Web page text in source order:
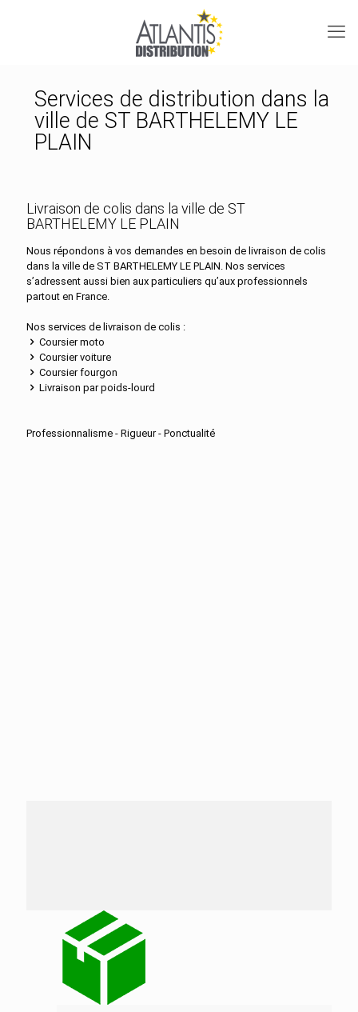
Services de distribution dans la
ville de ST BARTHELEMY LE
PLAIN
Livraison de colis dans la ville de ST
BARTHELEMY LE PLAIN
Nous répondons à vos demandes en besoin de livraison de colis
dans la ville de ST BARTHELEMY LE PLAIN. Nos services
s’adressent aussi bien aux particuliers qu’aux professionnels
partout en France.
Nos services de livraison de colis :
Coursier moto
Coursier voiture
Coursier fourgon
Livraison par poids-lourd
Professionnalisme - Rigueur - Ponctualité